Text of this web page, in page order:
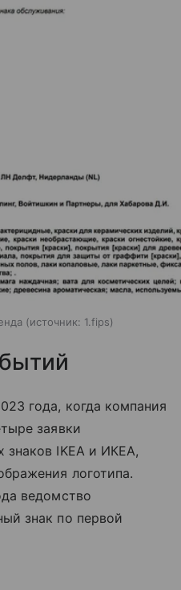
источник: 1.fips
года, когда компания
заявки
знаков IKEA и ИКЕА,
логотипа.
ведомство
знак по первой